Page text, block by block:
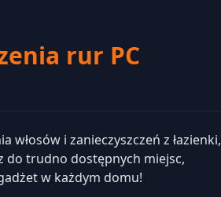
rur PC
włosów i zanieczyszczeń z łazienki,
do trudno dostępnych miejsc,
w każdym domu!